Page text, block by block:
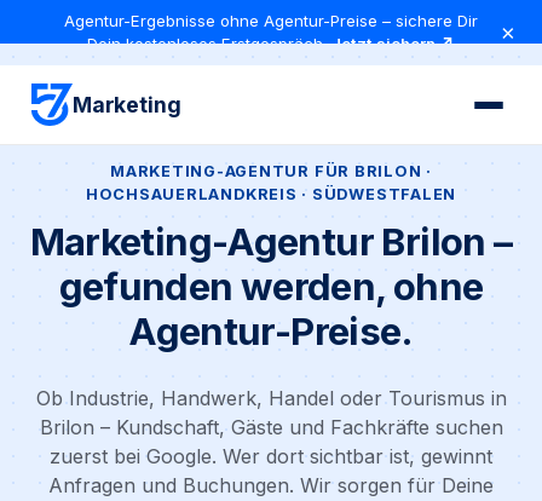
Agentur-Ergebnisse ohne Agentur-Preise – sichere Dir
Dein kostenloses ErstgesprächJetzt sichern ↗ ×
Marketing
MARKETING-AGENTUR FÜR BRILON ·
HOCHSAUERLANDKREIS · SÜDWESTFALEN
Marketing-Agentur Brilon –
gefunden werden, ohne
Agentur-Preise.
Ob Industrie, Handwerk, Handel oder Tourismus in
Brilon – Kundschaft, Gäste und Fachkräfte suchen
zuerst bei Google. Wer dort sichtbar ist, gewinnt
Anfragen und Buchungen. Wir sorgen für Deine